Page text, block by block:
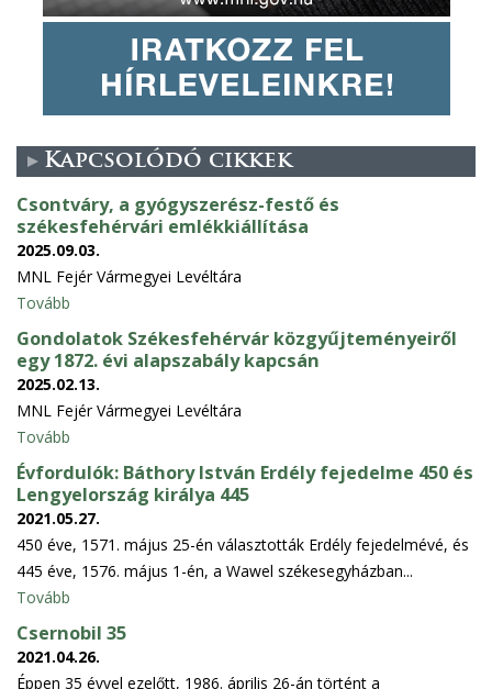
Kapcsolódó cikkek
Csontváry, a gyógyszerész-festő és
székesfehérvári emlékkiállítása
2025.09.03.
MNL Fejér Vármegyei Levéltára
Tovább
Gondolatok Székesfehérvár közgyűjteményeiről
egy 1872. évi alapszabály kapcsán
2025.02.13.
MNL Fejér Vármegyei Levéltára
Tovább
Évfordulók: Báthory István Erdély fejedelme 450 és
Lengyelország királya 445
2021.05.27.
450 éve, 1571. május 25-én választották Erdély fejedelmévé, és
445 éve, 1576. május 1-én, a Wawel székesegyházban...
Tovább
Csernobil 35
2021.04.26.
Éppen 35 évvel ezelőtt, 1986. április 26-án történt a